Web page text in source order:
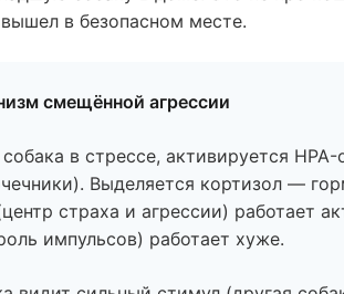
в безопасном месте.
смещённой агрессии
собака в стрессе, активируется
Выделяется кортизол —
страха и агрессии) работает
импульсов) работает хуже.